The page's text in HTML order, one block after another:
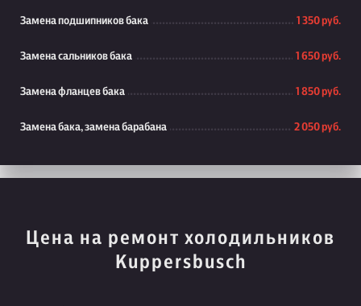
Замена подшипников бака 1 350 руб.
Замена сальников бака 1 650 руб.
Замена фланцев бака 1 850 руб.
Замена бака, замена барабана 2 050 руб.
Цена на ремонт холодильников
Kuppersbusch